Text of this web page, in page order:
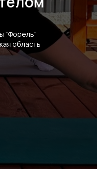
"Форель"
область